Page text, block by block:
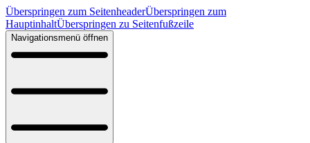
Überspringen zum SeitenheaderÜberspringen zum
HauptinhaltÜberspringen zu Seitenfußzeile
Navigationsmenü öffnen